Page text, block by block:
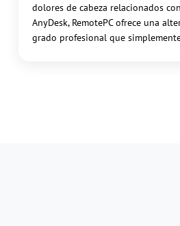
dolores de cabeza relacionados
AnyDesk, RemotePC ofrece una
grado profesional que